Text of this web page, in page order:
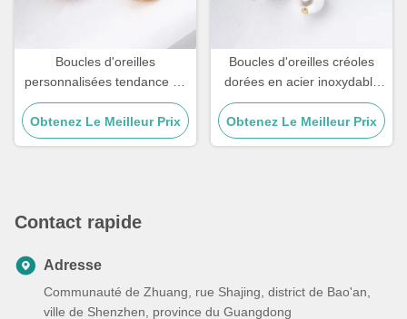
Boucles d'oreilles
personnalisées tendance en
acier inoxydable 18 carats,
grandes créoles plaquées or
pour femmes
Obtenez Le Meilleur Prix
Boucles d'oreilles créoles
dorées en acier inoxydable
coréen avec perle de 10 mm
pour femmes
Obtenez Le Meilleur Prix
Contact rapide
Adresse
Communauté de Zhuang, rue Shajing, district de Bao'an,
ville de Shenzhen, province du Guangdong